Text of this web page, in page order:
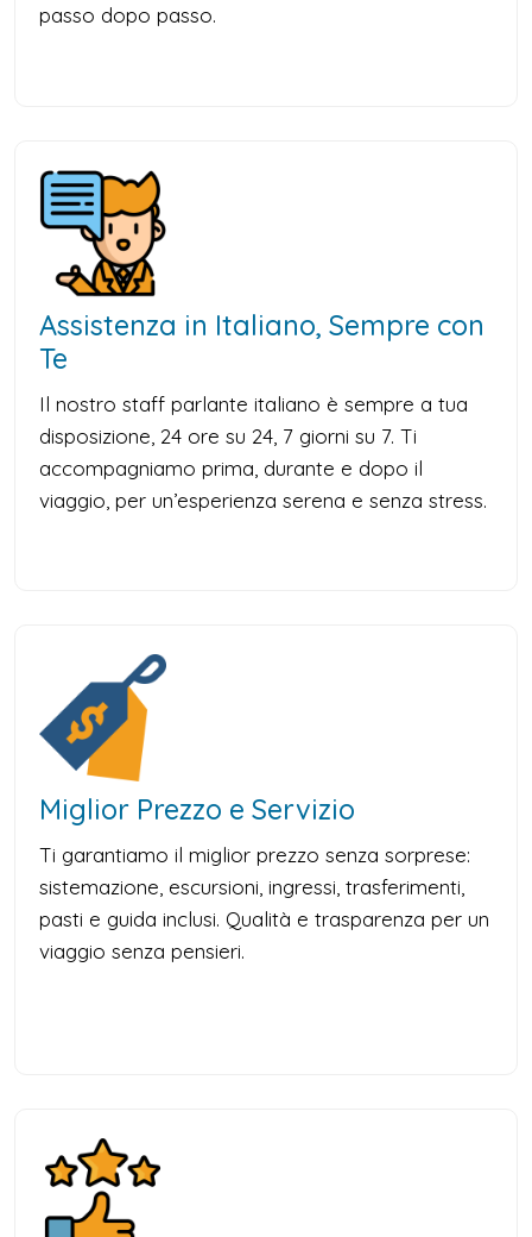
passo dopo passo.
Assistenza in Italiano, Sempre con
Te
Il nostro staff parlante italiano è sempre a tua
disposizione, 24 ore su 24, 7 giorni su 7. Ti
accompagniamo prima, durante e dopo il
viaggio, per un’esperienza serena e senza stress.
Miglior Prezzo e Servizio
Ti garantiamo il miglior prezzo senza sorprese:
sistemazione, escursioni, ingressi, trasferimenti,
pasti e guida inclusi. Qualità e trasparenza per un
viaggio senza pensieri.